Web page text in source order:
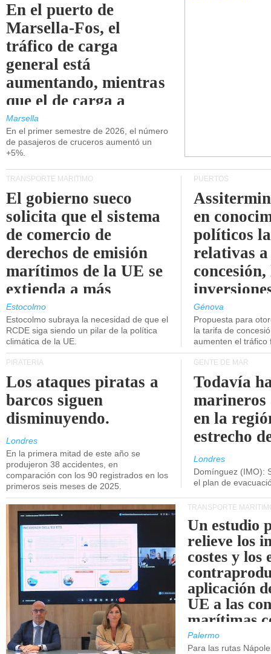
En el puerto de
Marsella-Fos, el
tráfico de carga
general está
aumentando, mientras
que el de carga a
granel está
disminuyendo.
Marsella
En el primer semestre de 2026, el número
de pasajeros de cruceros aumentó un
+5%.
TRANSPORTE MARÍTIMO
El gobierno sueco
solicita que el sistema
de comercio de
derechos de emisión
marítimos de la UE se
extienda a más
buques.
Estocolmo
Estocolmo subraya la necesidad de que el
RCDE siga siendo un pilar de la política
climática de la UE.
PUERTOS
en
políticos
relativas a
concesión,
Génova
Propuesta para
la tarifa de
aumenten el tráfico
PIRATERÍA
Los ataques piratas a
barcos siguen
disminuyendo.
Londres
En la primera mitad de este año se
produjeron 38 accidentes, en
comparación con los 90 registrados en los
primeros seis meses de 2025.
GENTE DE MAR
Todavía
marineros
en la
estrecho
Londres
Domínguez (IMO):
el plan de
TRANSPORTE
Un estudio
relieve los
costes y los
aplicación
UE a las
marítimas
de Sicilia.
Palermo
Para las rutas